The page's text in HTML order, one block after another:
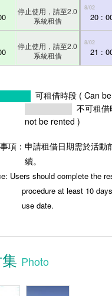
停止使用，請至2.0
系統租借
停止使用，請至2.0
系統租借
8/02
20 :
8/02
21 :
可租借時段 ( Can
不可租
not be rented )
項：申請租借日期需於活動
續。
Users should complete the
procedure at least 10
use date.
Photo